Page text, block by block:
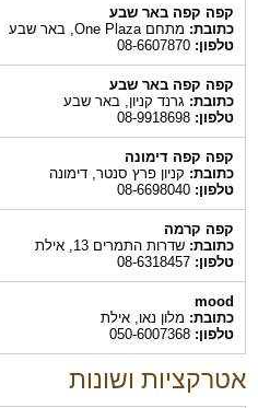
קפה קפה באר שבע
כתובת:מתחם One Plaza, באר שבע
טלפון:08-6607870
קפה קפה באר שבע
כתובת:גרנד קניון, באר שבע
טלפון:08-9918698
קפה קפה דימונה
כתובת:קניון פרץ סנטר, דימונה
טלפון:08-6698040
קפה קרמה
כתובת:שדרות התמרים 13, אילת
טלפון:08-6318457
mood
כתובת:מלון נאו, אילת
טלפון:050-6007368
אטרקציות ושונות